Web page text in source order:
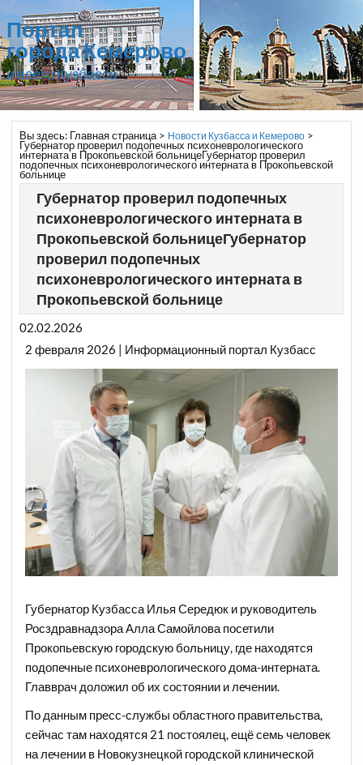
Портал
города Кемерово
и всего Кузбасса
Вы здесь: Главная страница> Новости Кузбасса и Кемерово>
Губернатор проверил подопечных психоневрологического
интерната в Прокопьевской больницеГубернатор проверил
подопечных психоневрологического интерната в Прокопьевской
больнице
Губернатор проверил подопечных
психоневрологического интерната в
Прокопьевской больницеГубернатор
проверил подопечных
психоневрологического интерната в
Прокопьевской больнице
02.02.2026
2 февраля 2026 | Информационный портал Кузбасс
Губернатор Кузбасса Илья Середюк и руководитель
Росздравнадзора Алла Самойлова посетили
Прокопьевскую городскую больницу, где находятся
подопечные психоневрологического дома-интерната.
Главврач доложил об их состоянии и лечении.
По данным пресс-службы областного правительства,
сейчас там находятся 21 постоялец, ещё семь человек
на лечении в Новокузнецкой городской клинической